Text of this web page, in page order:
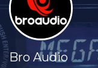
Bro Audio